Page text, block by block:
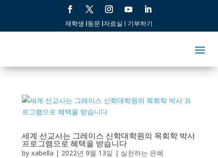
재학생 |동문 |자료실 | 기부하기
세계 선교사는 그레이스 신학대학원의 목회학 박사
프로그램으로 혜택을 받습니다
by xabella | 2022년 9월 13일 | 실천하는 은혜